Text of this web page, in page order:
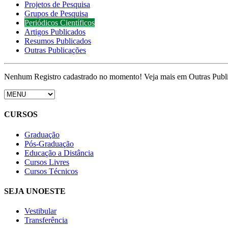
Projetos de Pesquisa
Grupos de Pesquisa
Periódicos Científicos
Artigos Publicados
Resumos Publicados
Outras Publicações
Nenhum Registro cadastrado no momento! Veja mais em Outras
CURSOS
Graduação
Pós-Graduação
Educação a Distância
Cursos Livres
Cursos Técnicos
SEJA UNOESTE
Vestibular
Transferência